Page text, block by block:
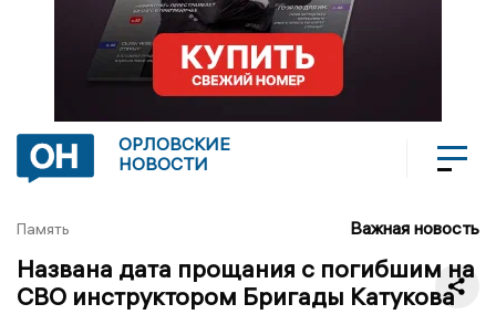
ОРЛОВСКИЕ
НОВОСТИ
Память Важная новость
Названа дата прощания с погибшим на
СВО инструктором Бригады Катукова